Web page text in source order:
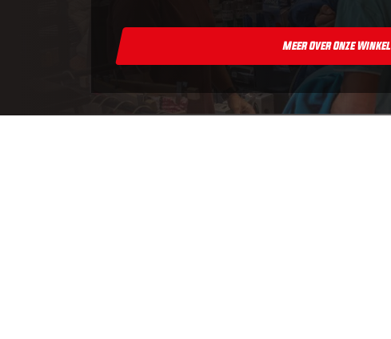
Meer Over Onze Winkel